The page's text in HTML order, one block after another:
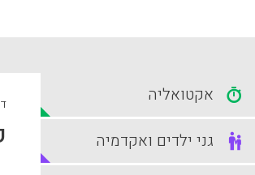
אקטואליה
גני ילדים ואקדמיה